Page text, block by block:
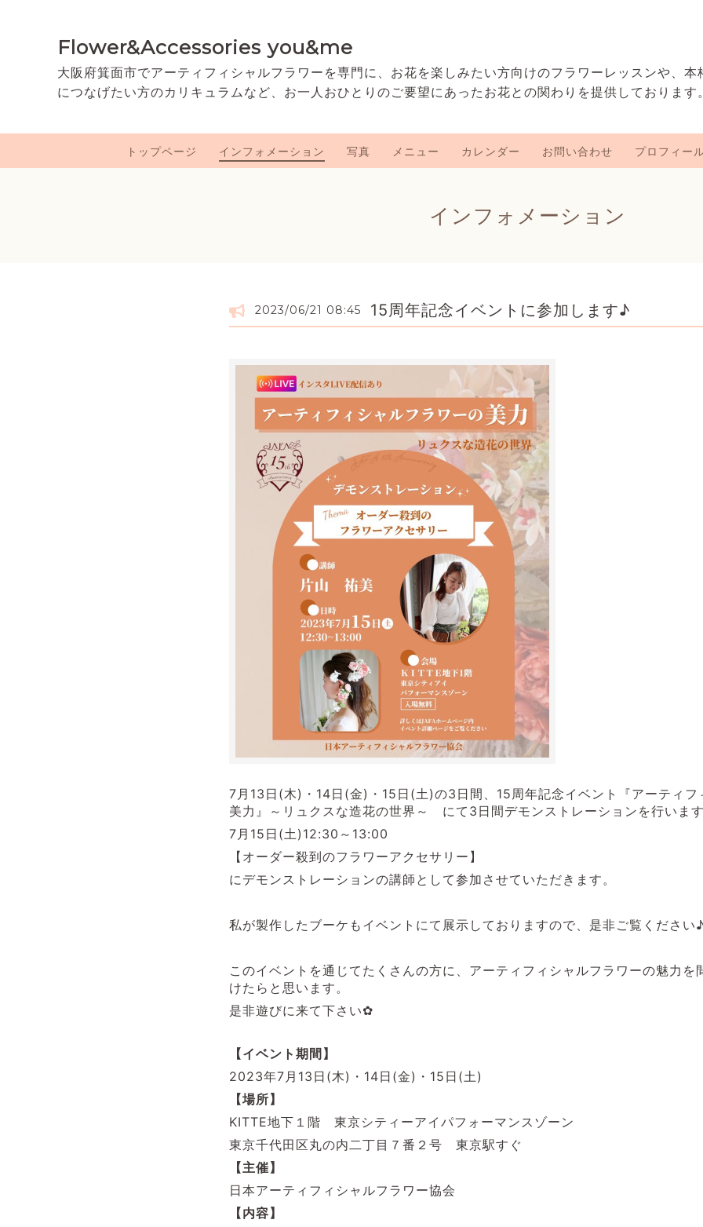
Flower&Accessories you&me
大阪府箕面市でアーティフィシャルフラワーを専門に、お花を楽しみたい方向けのフラワーレッスンや、
につなげたい方のカリキュラムなど、お一人おひとりのご要望にあったお花との関わりを提供しております
トップページ インフォメーション 写真 メニュー カレンダー お問い合わせ プロフィー
インフォメーション
2023/06/21 08:45 15周年記念イベントに参加します♪
7月13日(木)・14日(金)・15日(土)の3日間、15周年記念イベント『アーティフ
美力』～リュクスな造花の世界～ にて3日間デモンストレーションを行いま
7月15日(土)12:30～13:00
【オーダー殺到のフラワーアクセサリー】
にデモンストレーションの講師として参加させていただきます。
私が製作したブーケもイベントにて展示しておりますので、是非ご覧ください
このイベントを通じてたくさんの方に、アーティフィシャルフラワーの魅力を
けたらと思います。
是非遊びに来て下さい✿
【イベント期間】
2023年7月13日(木)・14日(金)・15日(土)
【場所】
KITTE地下１階 東京シティーアイパフォーマンスゾーン
東京千代田区丸の内二丁目７番２号 東京駅すぐ
【主催】
日本アーティフィシャルフラワー協会
【内容】